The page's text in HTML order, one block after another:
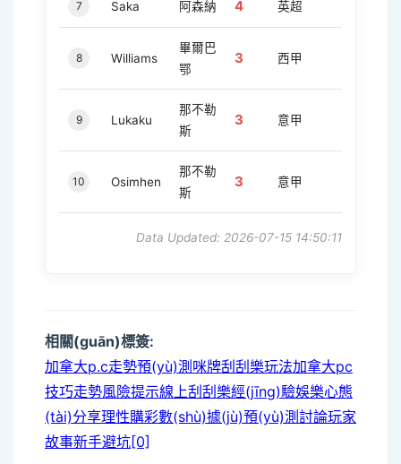
7 Saka 阿森納 4 英超
8 Williams
畢爾巴
鄂
3 西甲
9 Lukaku
那不勒
斯
3 意甲
10 Osimhen
那不勒
斯
3 意甲
Data Updated: 2026-07-15 14:50:11
相關(guān)標簽:
加拿大p.c走勢預(yù)測 咪牌刮刮樂玩法加拿大pc
技巧走勢風險提示線上刮刮樂經(jīng)驗娛樂心態
(tài)分享理性購彩數(shù)據(jù)預(yù)測討論玩家
故事新手避坑[0]